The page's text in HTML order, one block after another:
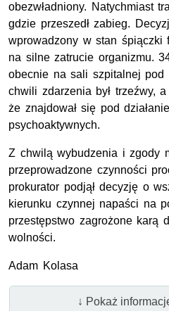
obezwładniony. Natychmiast
gdzie przeszedł zabieg.
wprowadzony w stan śpiączki
na silne zatrucie organizmu.
obecnie na sali szpitalnej pod
chwili zdarzenia był trzeźwy,
że znajdował się pod
psychoaktywnych.
Z chwilą wybudzenia i zgody
przeprowadzone czynności
prokurator podjął decyzję o
kierunku czynnej napaści na
przestępstwo zagrożone karą
wolności.
Adam Kolasa
↓ Pokaż